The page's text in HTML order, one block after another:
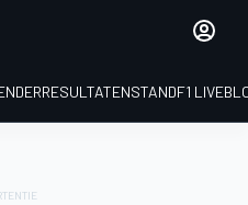
RESULTATENSTANDF1